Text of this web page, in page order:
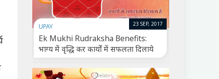
UPAY
Ek Mukhi Rudraksha Benefits:
भाग्य में वृद्धि कर कार्यों में सफलता दिलाये
23 SEP, 2017